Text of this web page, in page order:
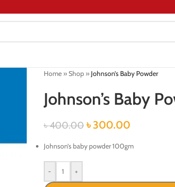
Home»Shop» Johnson’s Baby Powder
Johnson’s Baby
৳400.00 ৳300.00
Johnson’s baby powder 100gm
- +